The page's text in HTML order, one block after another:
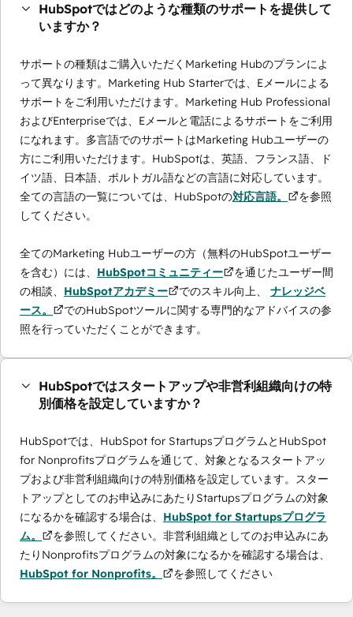
HubSpotではどのような種類のサポートを提供して
いますか？
サポートの種類はご購入いただくMarketing Hubのプランによ
って異なります。Marketing Hub Starterでは、Eメールによる
サポートをご利用いただけます。Marketing Hub Professional
およびEnterpriseでは、Eメールと電話によるサポートをご利用
になれます。多言語でのサポートはMarketing Hubユーザーの
方にご利用いただけます。HubSpotは、英語、フランス語、ド
イツ語、日本語、ポルトガル語などの言語に対応しています。
全ての言語の一覧については、HubSpotの対応言語。
を参照
してください。
全てのMarketing Hubユーザーの方（無料のHubSpotユーザー
を含む）には、 HubSpotコミュニティー
を通じたユーザー間
の相談、 HubSpotアカデミー でのスキル向上、 ナレッジベ
ース。
でのHubSpotツールに関する専門的なアドバイスの参
照を行っていただくことができます。
HubSpotではスタートアップや非営利組織向けの特
別価格を設定していますか？
HubSpotでは、HubSpot for StartupsプログラムとHubSpot
for Nonprofitsプログラムを通じて、対象となるスタートアッ
プおよび非営利組織向けの特別価格を設定しています。スター
トアップとしてのお申込みにあたりStartupsプログラムの対象
になるかを確認する場合は、 HubSpot for Startupsプログラ
ム。
を参照してください。非営利組織としてのお申込みにあ
たりNonprofitsプログラムの対象になるかを確認する場合は、
HubSpot for Nonprofits。
を参照してください